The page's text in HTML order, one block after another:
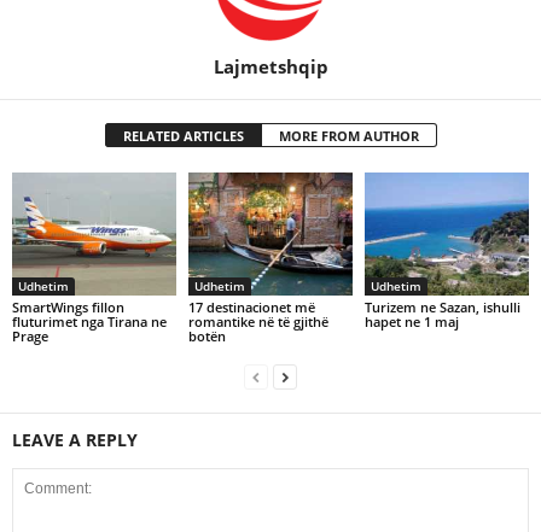
Lajmetshqip
RELATED ARTICLES MORE FROM AUTHOR
Udhetim
SmartWings fillon
fluturimet nga Tirana ne
Prage
Udhetim
17 destinacionet më
romantike në të gjithë
botën
Udhetim
Turizem ne Sazan, ishulli
hapet ne 1 maj
LEAVE A REPLY